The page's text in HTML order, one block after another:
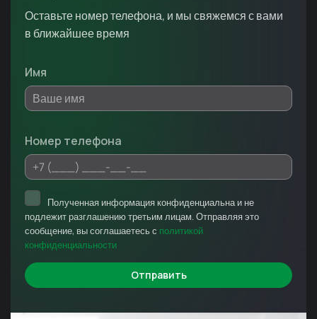
Оставьте номер телефона, и мы свяжемся с вами
в ближайшее время
Имя
Номер телефона
Отправить
Полученная информация конфиденциальна и не
подлежит разглашению третьим лицам. Отправляя это
сообщение, вы соглашаетесь с политикой
конфиденциальности